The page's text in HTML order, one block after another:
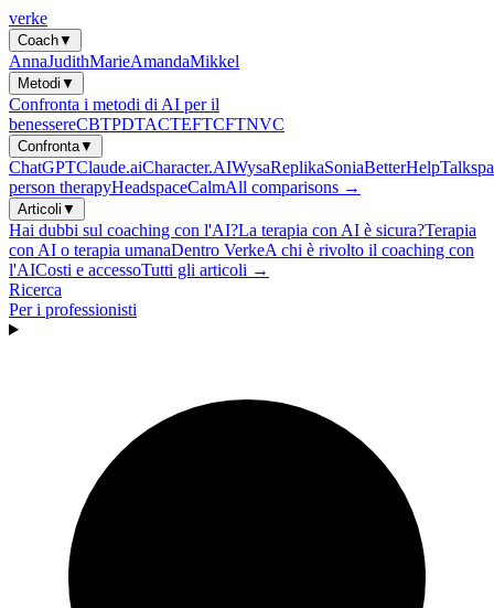
verke
Coach▼
AnnaJudithMarieAmandaMikkel
Metodi ▼
Confronta i metodi di AI per il
benessereCBTPDTACTEFTCFTNVC
Confronta▼
ChatGPTClaude.aiCharacter.AIWysaReplikaSoniaBetterHelp
person therapyHeadspaceCalmAll comparisons →
Articoli ▼
Hai dubbi sul coaching con l'AI?La terapia con AI è sicura?Terapia
con AI o terapia umanaDentro VerkeA chi è rivolto il coaching con
l'AICosti e accessoTutti gli articoli →
Ricerca
Per i professionisti